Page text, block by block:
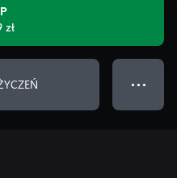
zł
● ● ●